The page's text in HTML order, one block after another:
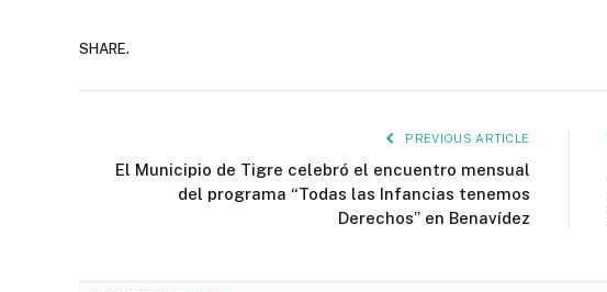
SHARE.
PREVIOUS ARTICLE
El Municipio de Tigre celebró el encuentro mensual
del programa “Todas las Infancias tenemos
Derechos” en Benavídez